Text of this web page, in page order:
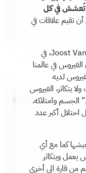
تُعشش في كل
تقيم علاقات في
يقول الكاتب جوست فان لون، Joost Van Loon، في
في عالمنا
لديه
يتكاثر، الفيروس
الجسم وامتلاكه.
احتلال أكبر عدد
كما مع أي
يعمل ويتكاثر
من قارة الى أخرى